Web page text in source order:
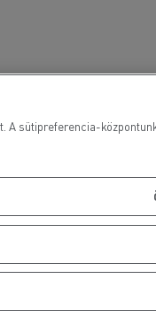
sütipreferencia-